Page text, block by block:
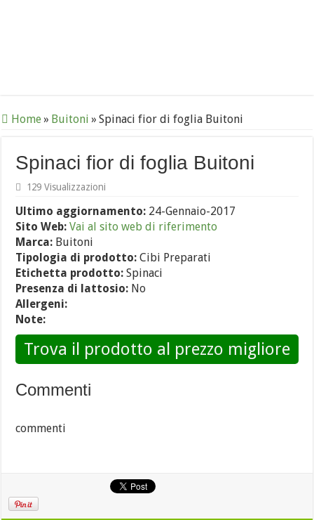
Home» Buitoni » Spinaci fior di foglia Buitoni
Spinaci fior di foglia Buitoni
129 Visualizzazioni
Ultimo aggiornamento: 24-Gennaio-2017
Sito Web: Vai al sito web di riferimento
Marca: Buitoni
Tipologia di prodotto: Cibi Preparati
Etichetta prodotto: Spinaci
Presenza di lattosio: No
Allergeni:
Note:
Trova il prodotto al prezzo migliore
Commenti
commenti